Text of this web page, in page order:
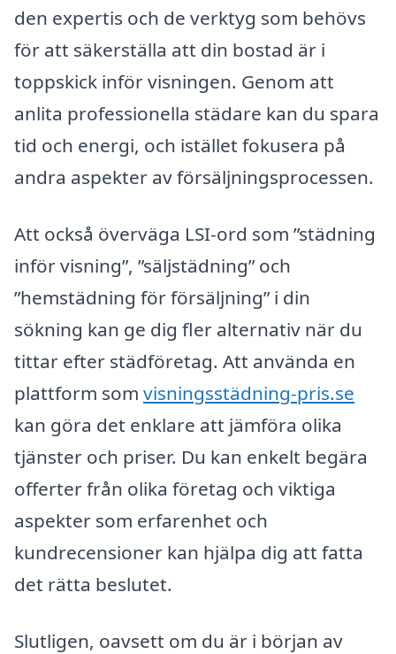
den expertis och de verktyg som behövs
för att säkerställa att din bostad är i
toppskick inför visningen. Genom att
anlita professionella städare kan du spara
tid och energi, och istället fokusera på
andra aspekter av försäljningsprocessen.
Att också överväga LSI-ord som ”städning
inför visning”, ”säljstädning” och
”hemstädning för försäljning” i din
sökning kan ge dig fler alternativ när du
tittar efter städföretag. Att använda en
plattform som visningsstädning-pris.se
kan göra det enklare att jämföra olika
tjänster och priser. Du kan enkelt begära
offerter från olika företag och viktiga
aspekter som erfarenhet och
kundrecensioner kan hjälpa dig att fatta
det rätta beslutet.
Slutligen, oavsett om du är i början av